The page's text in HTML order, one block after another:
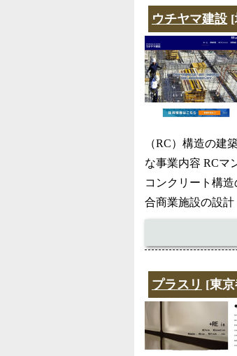
ウチヤマ建設
（RC）構造の建
な事業内容 RCマ
コンクリート構
合商業施設の設
プラスリ [東